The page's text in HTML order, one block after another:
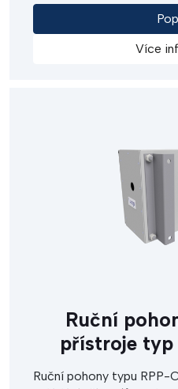
na dřevěný, betonový
Pohyb pohonu se přenáší
ovládací páku umístěnou
Více
Ruční
přístroje typ
Ruční pohony typu RPP-